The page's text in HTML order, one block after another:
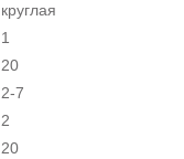
круглая
1
20
2-7
2
20